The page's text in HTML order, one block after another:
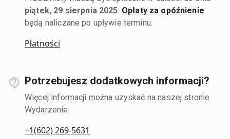
piątek, 29 sierpnia 2025 Opłaty za opóźnienie
będą naliczane po upływie terminu.
Płatności
Potrzebujesz dodatkowych informacji?
Więcej informacji można uzyskać na naszej stronie
Wydarzenie.
+1(602) 269-5631